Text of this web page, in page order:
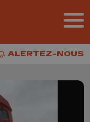
ALERTEZ-NOUS
ALERTEZ-NOUS